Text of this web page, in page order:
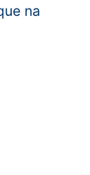
na